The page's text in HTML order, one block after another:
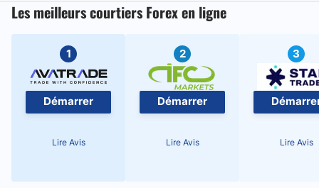
Les meilleurs courtiers Forex en ligne
1
Démarrer
Lire Avis
2
Démarrer
Lire Avis
3
Lire Avis